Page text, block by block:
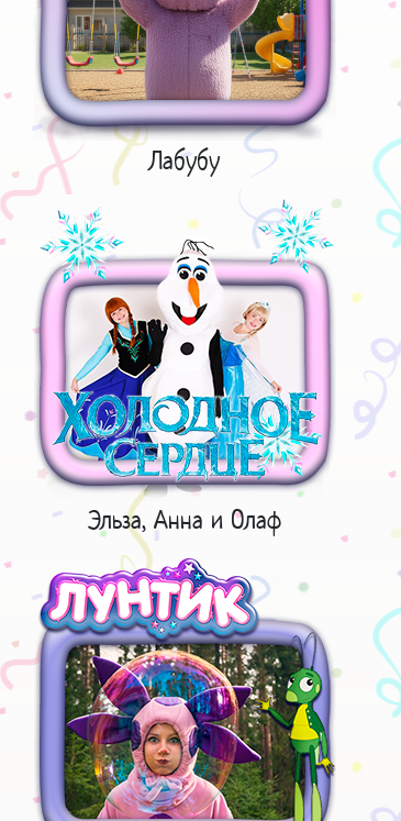
Лабубу
Эльза, Анна и Олаф